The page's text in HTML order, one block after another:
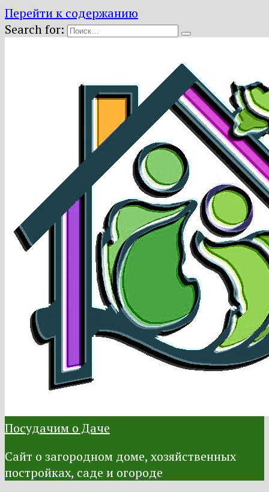
Перейти к содержанию
Search for:
Посудачим о Даче
Сайт о загородном доме, хозяйственных
постройках, саде и огороде